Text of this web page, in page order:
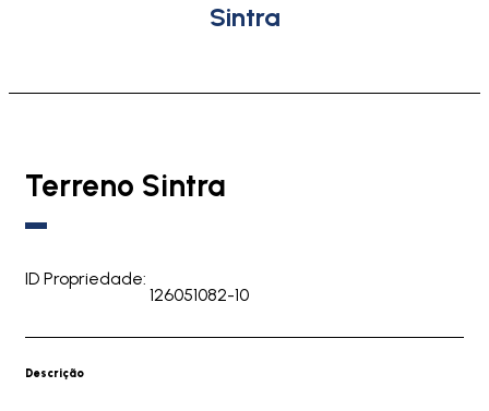
Sintra
Terreno Sintra
ID Propriedade:
126051082-10
Descrição